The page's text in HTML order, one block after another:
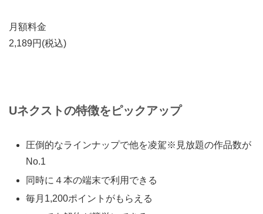
月額料金
2,189円 (税込)
Uネクストの特徴をピックアップ
圧倒的なラインナップで他を凌駕※見放題の作品数が
No.1
同時に４本の端末で利用できる
毎月1,200ポイントがもらえる